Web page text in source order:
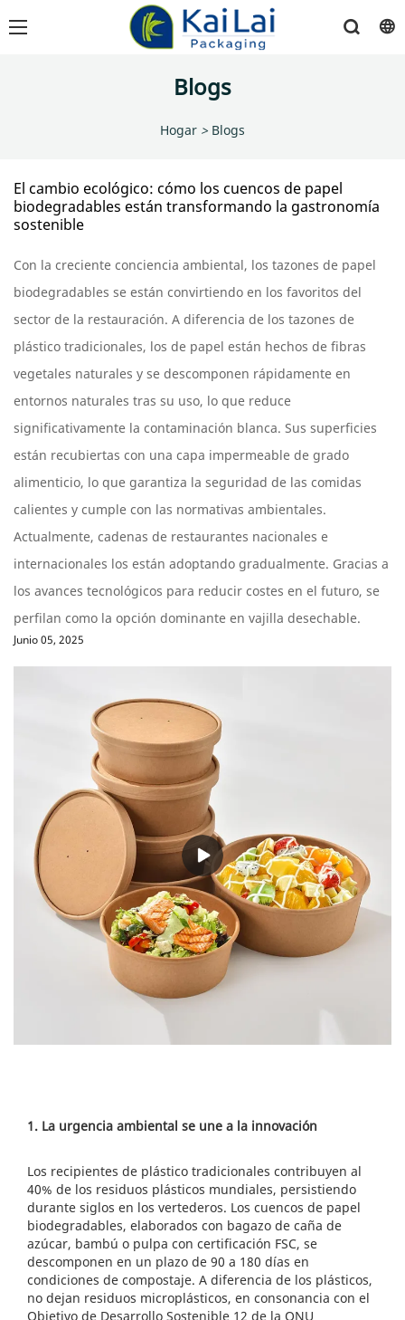
Blogs
Hogar > Blogs
El cambio ecológico: cómo los cuencos de papel
biodegradables están transformando la gastronomía
sostenible
Con la creciente conciencia ambiental, los tazones de papel
biodegradables se están convirtiendo en los favoritos del
sector de la restauración. A diferencia de los tazones de
plástico tradicionales, los de papel están hechos de fibras
vegetales naturales y se descomponen rápidamente en
entornos naturales tras su uso, lo que reduce
significativamente la contaminación blanca. Sus superficies
están recubiertas con una capa impermeable de grado
alimenticio, lo que garantiza la seguridad de las comidas
calientes y cumple con las normativas ambientales.
Actualmente, cadenas de restaurantes nacionales e
internacionales los están adoptando gradualmente. Gracias a
los avances tecnológicos para reducir costes en el futuro, se
perfilan como la opción dominante en vajilla desechable.
Junio 05, 2025
1. La urgencia ambiental se une a la innovación
Los recipientes de plástico tradicionales contribuyen al
40% de los residuos plásticos mundiales, persistiendo
durante siglos en los vertederos. Los cuencos de papel
biodegradables, elaborados con bagazo de caña de
azúcar, bambú o pulpa con certificación FSC, se
descomponen en un plazo de 90 a 180 días en
condiciones de compostaje. A diferencia de los plásticos,
no dejan residuos microplásticos, en consonancia con el
Objetivo de Desarrollo Sostenible 12 de la ONU